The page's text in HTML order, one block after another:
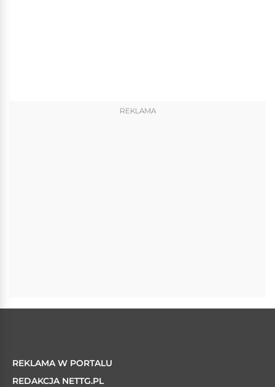
REKLAMA
REKLAMA W PORTALU
REDAKCJA NETTG.PL